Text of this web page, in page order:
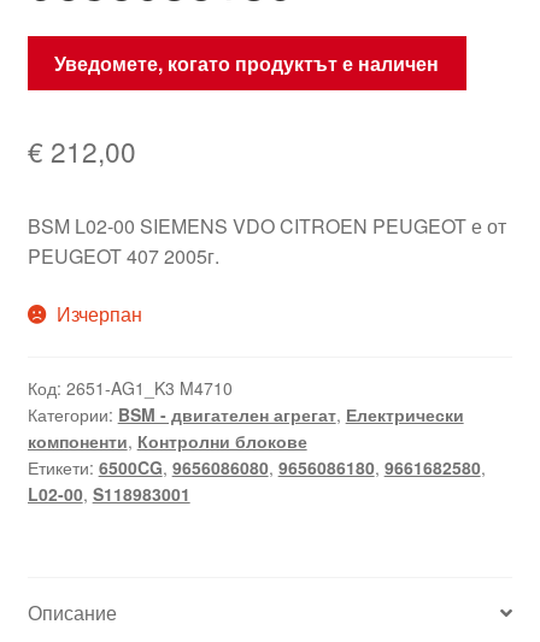
Уведомете, когато продуктът е наличен
€ 212,00
BSM L02-00 SIEMENS VDO CITROEN PEUGEOT е от
PEUGEOT 407 2005г.
Изчерпан
Код: 2651-AG1_K3 M4710
Категории: BSM - двигателен агрегат, Електрически
компоненти, Контролни блокове
Етикети: 6500CG, 9656086080, 9656086180, 9661682580,
L02-00, S118983001
Описание